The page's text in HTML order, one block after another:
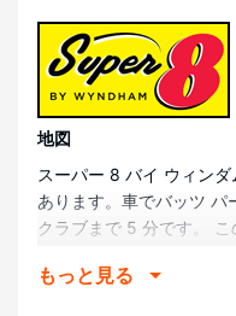
地図
スーパー 8 バイ ウィン
あります。車でバッツ
クラブまで 5 分です。
す。
もっと見る